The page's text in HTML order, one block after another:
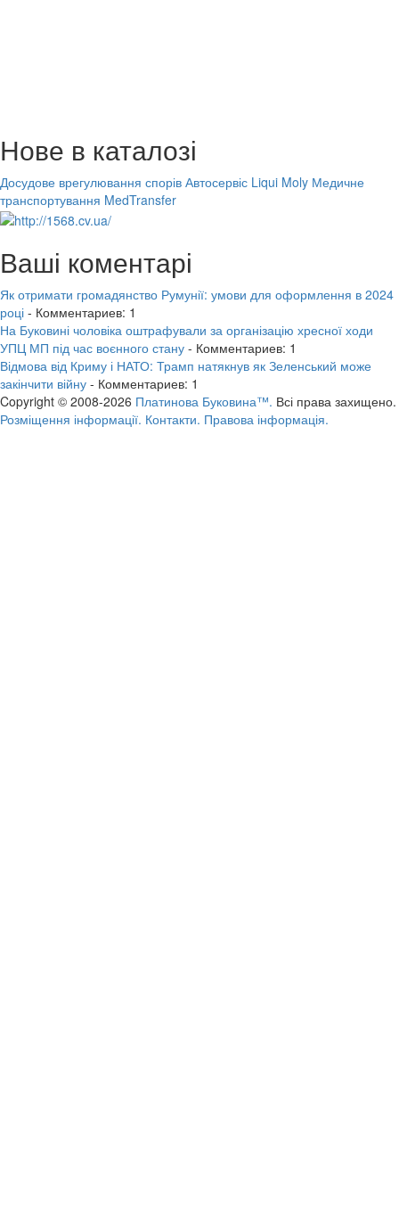
Нове в каталозі
Досудове врегулювання спорів Автосервіс Liqui Moly Медичне
транспортування MedTransfer
Ваші коментарі
Як отримати громадянство Румунії: умови для оформлення в 2024
році - Комментариев: 1
На Буковині чоловіка оштрафували за організацію хресної ходи
УПЦ МП під час воєнного стану - Комментариев: 1
Відмова від Криму і НАТО: Трамп натякнув як Зеленський може
закінчити війну - Комментариев: 1
Copyright © 2008-2026 Платинова Буковина™. Всі права захищено.
Розміщення інформації. Контакти. Правова інформація.